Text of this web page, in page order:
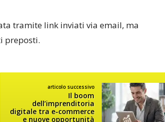
tramite link inviati via email, ma
preposti.
articolo successivo
Il boom
dell’imprenditoria
digitale tra e-commerce
e nuove opportunità